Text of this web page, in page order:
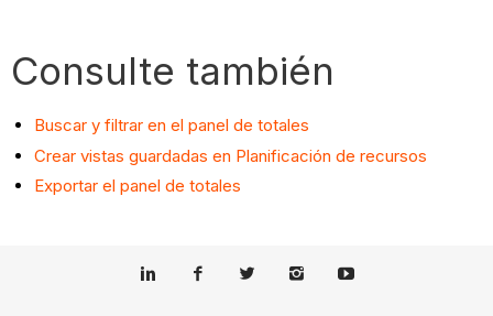
Consulte también
Buscar y filtrar en el panel de totales
Crear vistas guardadas en Planificación de recursos
Exportar el panel de totales